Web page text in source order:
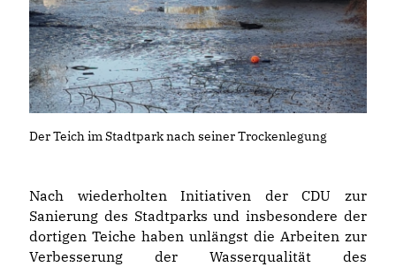
Der Teich im Stadtpark nach seiner Trockenlegung
Nach wiederholten Initiativen der CDU zur
Sanierung des Stadtparks und insbesondere der
dortigen Teiche haben unlängst die Arbeiten zur
Verbesserung der Wasserqualität des